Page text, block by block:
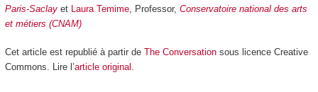
Paris-Saclay et Laura Temime, Professor, Conservatoire national des arts
et métiers (CNAM)
Cet article est republié à partir de The Conversationsous licence Creative
Commons. Lire l’article original .